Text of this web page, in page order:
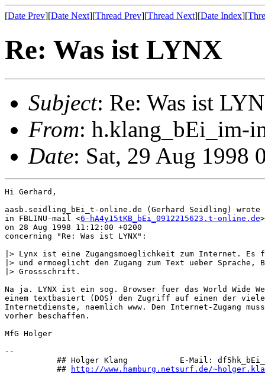
[Date Prev][Date Next][Thread Prev][Thread Next][Date Index][
Re: Was ist LYNX
Subject: Re: Was ist
From: h.klang_bEi_im-
Date: Sat, 29 Aug 1998
Hi Gerhard,
aasb.seidling_bEi_t-online.de (Gerhard Seidling) wrote
in FBLINU-mail <6-hA4y15tKB_bEi_0912215623.t-online.de
on 28 Aug 1998 11:12:00 +0200
concerning "Re: Was ist LYNX":
|> Lynx ist eine Zugangsmoeglichkeit zum Internet.
|> und ermoeglicht den Zugang zum Text ueber
|> Grossschrift.
Na ja. LYNX ist ein sog. Browser fuer das World Wide
einem textbasiert (DOS) den Zugriff auf einen der
Internetdienste, naemlich www. Den Internet-Zugang
vorher beschaffen.
MfG Holger
--
## Holger Klang           E-Mail:
           ##
http://www.hamburg.netsurf.de/